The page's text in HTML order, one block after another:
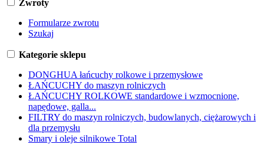
Zwroty
Formularze zwrotu
Szukaj
Kategorie sklepu
DONGHUA łańcuchy rolkowe i przemysłowe
ŁAŃCUCHY do maszyn rolniczych
ŁAŃCUCHY ROLKOWE standardowe i wzmocnione,
napędowe, galla...
FILTRY do maszyn rolniczych, budowlanych, ciężarowych i
dla przemysłu
Smary i oleje silnikowe Total